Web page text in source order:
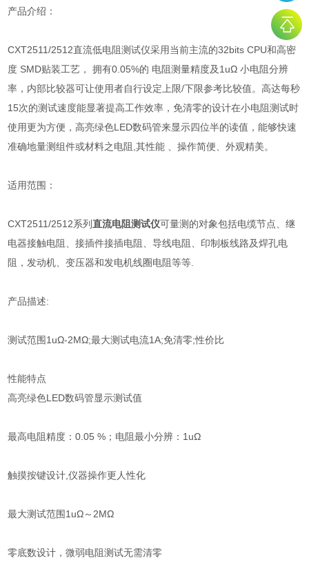
产品介绍：
CXT2511/2512直流低电阻测试仪采用当前主流的32bits CPU和高密
度 SMD贴装工艺， 拥有0.05%的 电阻测量精度及1uΩ 小电阻分辨
率，内部比较器可让使用者自行设定上限/下限参考比较值。高达每秒
15次的测试速度能显著提高工作效率，免清零的设计在小电阻测试时
使用更为方便，高亮绿色LED数码管来显示四位半的读值，能够快速
准确地量测组件或材料之电阻,其性能 、操作简便、外观精美。
适用范围：
CXT2511/2512系列直流电阻测试仪可量测的对象包括电缆节点、继
电器接触电阻、接插件接插电阻、导线电阻、印制板线路及焊孔电
阻，发动机、变压器和发电机线圈电阻等等.
产品描述:
测试范围1uΩ-2MΩ;最大测试电流1A;免清零;性价比
性能特点
高亮绿色LED数码管显示测试值
最高电阻精度：0.05 %；电阻最小分辨：1uΩ
触摸按键设计,仪器操作更人性化
最大测试范围1uΩ～2MΩ
零底数设计，微弱电阻测试无需清零